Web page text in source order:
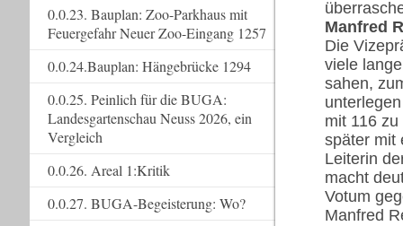
Manfred
Die
viele
sahen,
mit 116
später mit
Leiterin
macht
Votum
Manfred
0.0.23. Bauplan: Zoo-Parkhaus mit
Feuergefahr Neuer Zoo-Eingang 1257
0.0.24.Bauplan: Hängebrücke 1294
0.0.25. Peinlich für die BUGA:
Landesgartenschau Neuss 2026, ein
Vergleich
0.0.26. Areal 1:Kritik
0.0.27. BUGA-Begeisterung: Wo?